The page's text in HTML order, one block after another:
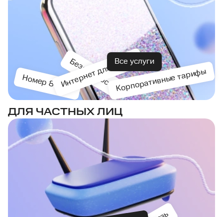
Безопасность
Номер 8-800 Корпоративные тарифы
Интернет для офиса
Все услуги
ДЛЯ ЧАСТНЫХ ЛИЦ